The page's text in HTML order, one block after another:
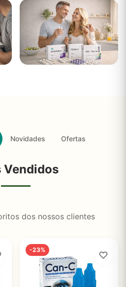
Ansiedade
Novidades Ofertas
Vendidos
dos nossos clientes
-23%